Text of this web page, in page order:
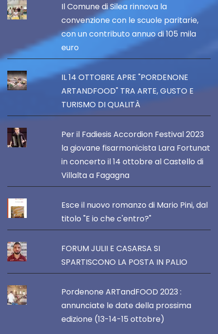
Il Comune di Silea rinnova la
convenzione con le scuole paritarie,
con un contributo annuo di 105 mila
euro
IL 14 OTTOBRE APRE "PORDENONE
ARTANDFOOD" TRA ARTE, GUSTO E
TURISMO DI QUALITÀ
Per il Fadiesis Accordion Festival 2023
la giovane fisarmonicista Lara Fortunat
in concerto il 14 ottobre al Castello di
Villalta a Fagagna
Esce il nuovo romanzo di Mario Pini, dal
titolo "E io che c'entro?"
FORUM JULII E CASARSA SI
SPARTISCONO LA POSTA IN PALIO
Pordenone ARTandFOOD 2023 :
annunciate le date della prossima
edizione (13-14-15 ottobre)